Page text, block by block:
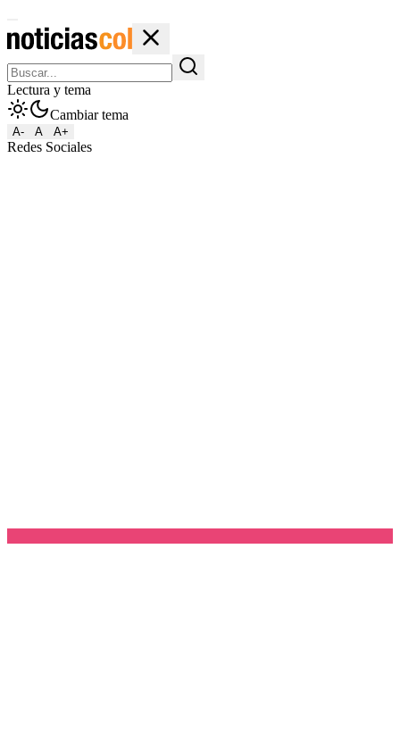
Lectura y tema
Cambiar tema
A- A A+
Redes Sociales